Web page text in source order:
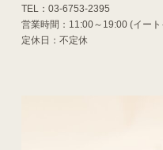
TEL：03-6753-2395
営業時間：11:00～19:00 (イー
定休日：不定休